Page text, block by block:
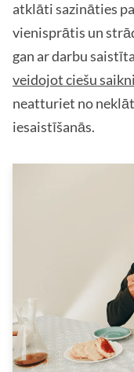
atklāti sazināties
vienisprātis un
gan ar darbu
veidojot ciešu saikni
neatturiet no
iesaistīšanās.